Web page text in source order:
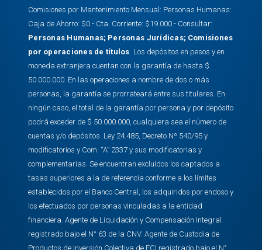
Comisiones por Mantenimiento Mensual: Personas Humanas:
Caja de Ahorro: $0.- Cta. Corriente: $19.000.- Consultar:
Personas Humanas; Personas Jurídicas; Comisiones
por operaciones de títulos . Los depósitos en pesos y en
moneda extranjera cuentan con la garantía de hasta $
50.000.000. En las operaciones a nombre de dos o más
personas, la garantía se prorrateará entre sus titulares. En
ningún caso, el total de la garantía por persona y por depósito
podrá exceder de $ 50.000.000, cualquiera sea el número de
cuentas y/o depósitos. Ley 24.485, Decreto Nº 540/95 y
modificatorios y Com. “A” 2337 y sus modificatorias y
complementarias. Se encuentran excluidos los captados a
tasas superiores a la de referencia conforme a los límites
establecidos por el Banco Central, los adquiridos por endoso y
los efectuados por personas vinculadas a la entidad
financiera. Agente de Liquidación y Compensación Integral
registrado bajo el N° 63 de la CNV. Agente de Custodia de
Productos de Inversión Colectiva de FCI registrado bajo el N°